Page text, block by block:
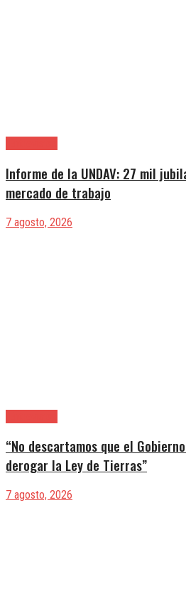
Informe de la UNDAV: 27 mil
mercado de trabajo
7 agosto, 2026
“No descartamos que el
derogar la Ley de Tierras”
7 agosto, 2026